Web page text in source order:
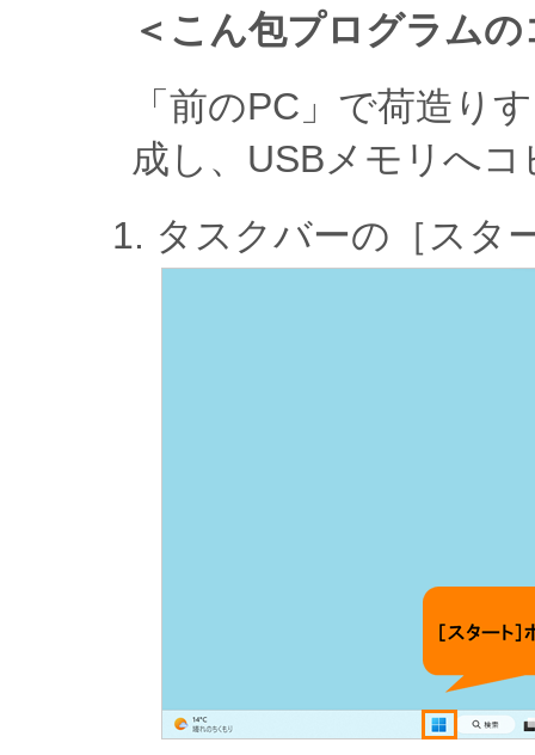
＜こん包プログラム
「前のPC」で荷造り
成し、USBメモリへ
タスクバーの［スタ